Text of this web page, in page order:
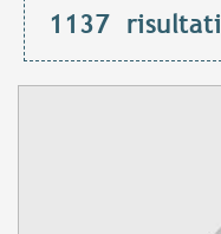
1137 risultati